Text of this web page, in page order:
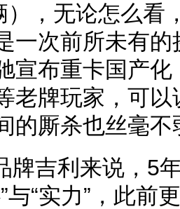
），无论怎么看
一次前所未有
宣布重卡国产
老牌玩家，可
的厮杀也丝毫不
牌吉利来说，5
与“实力”，此前